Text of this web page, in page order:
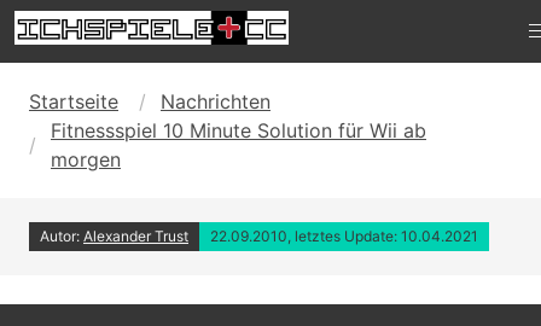
Startseite
Nachrichten
Fitnessspiel 10 Minute Solution für Wii ab
morgen
Autor: Alexander Trust 22.09.2010, letztes Update: 10.04.2021